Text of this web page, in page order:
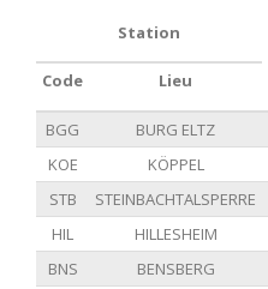
Station
Code Lieu
BGG BURG ELTZ
KOE
KÖPPEL
STB
STEINBACHTALSPERRE
HIL
HILLESHEIM
BNS
BENSBERG